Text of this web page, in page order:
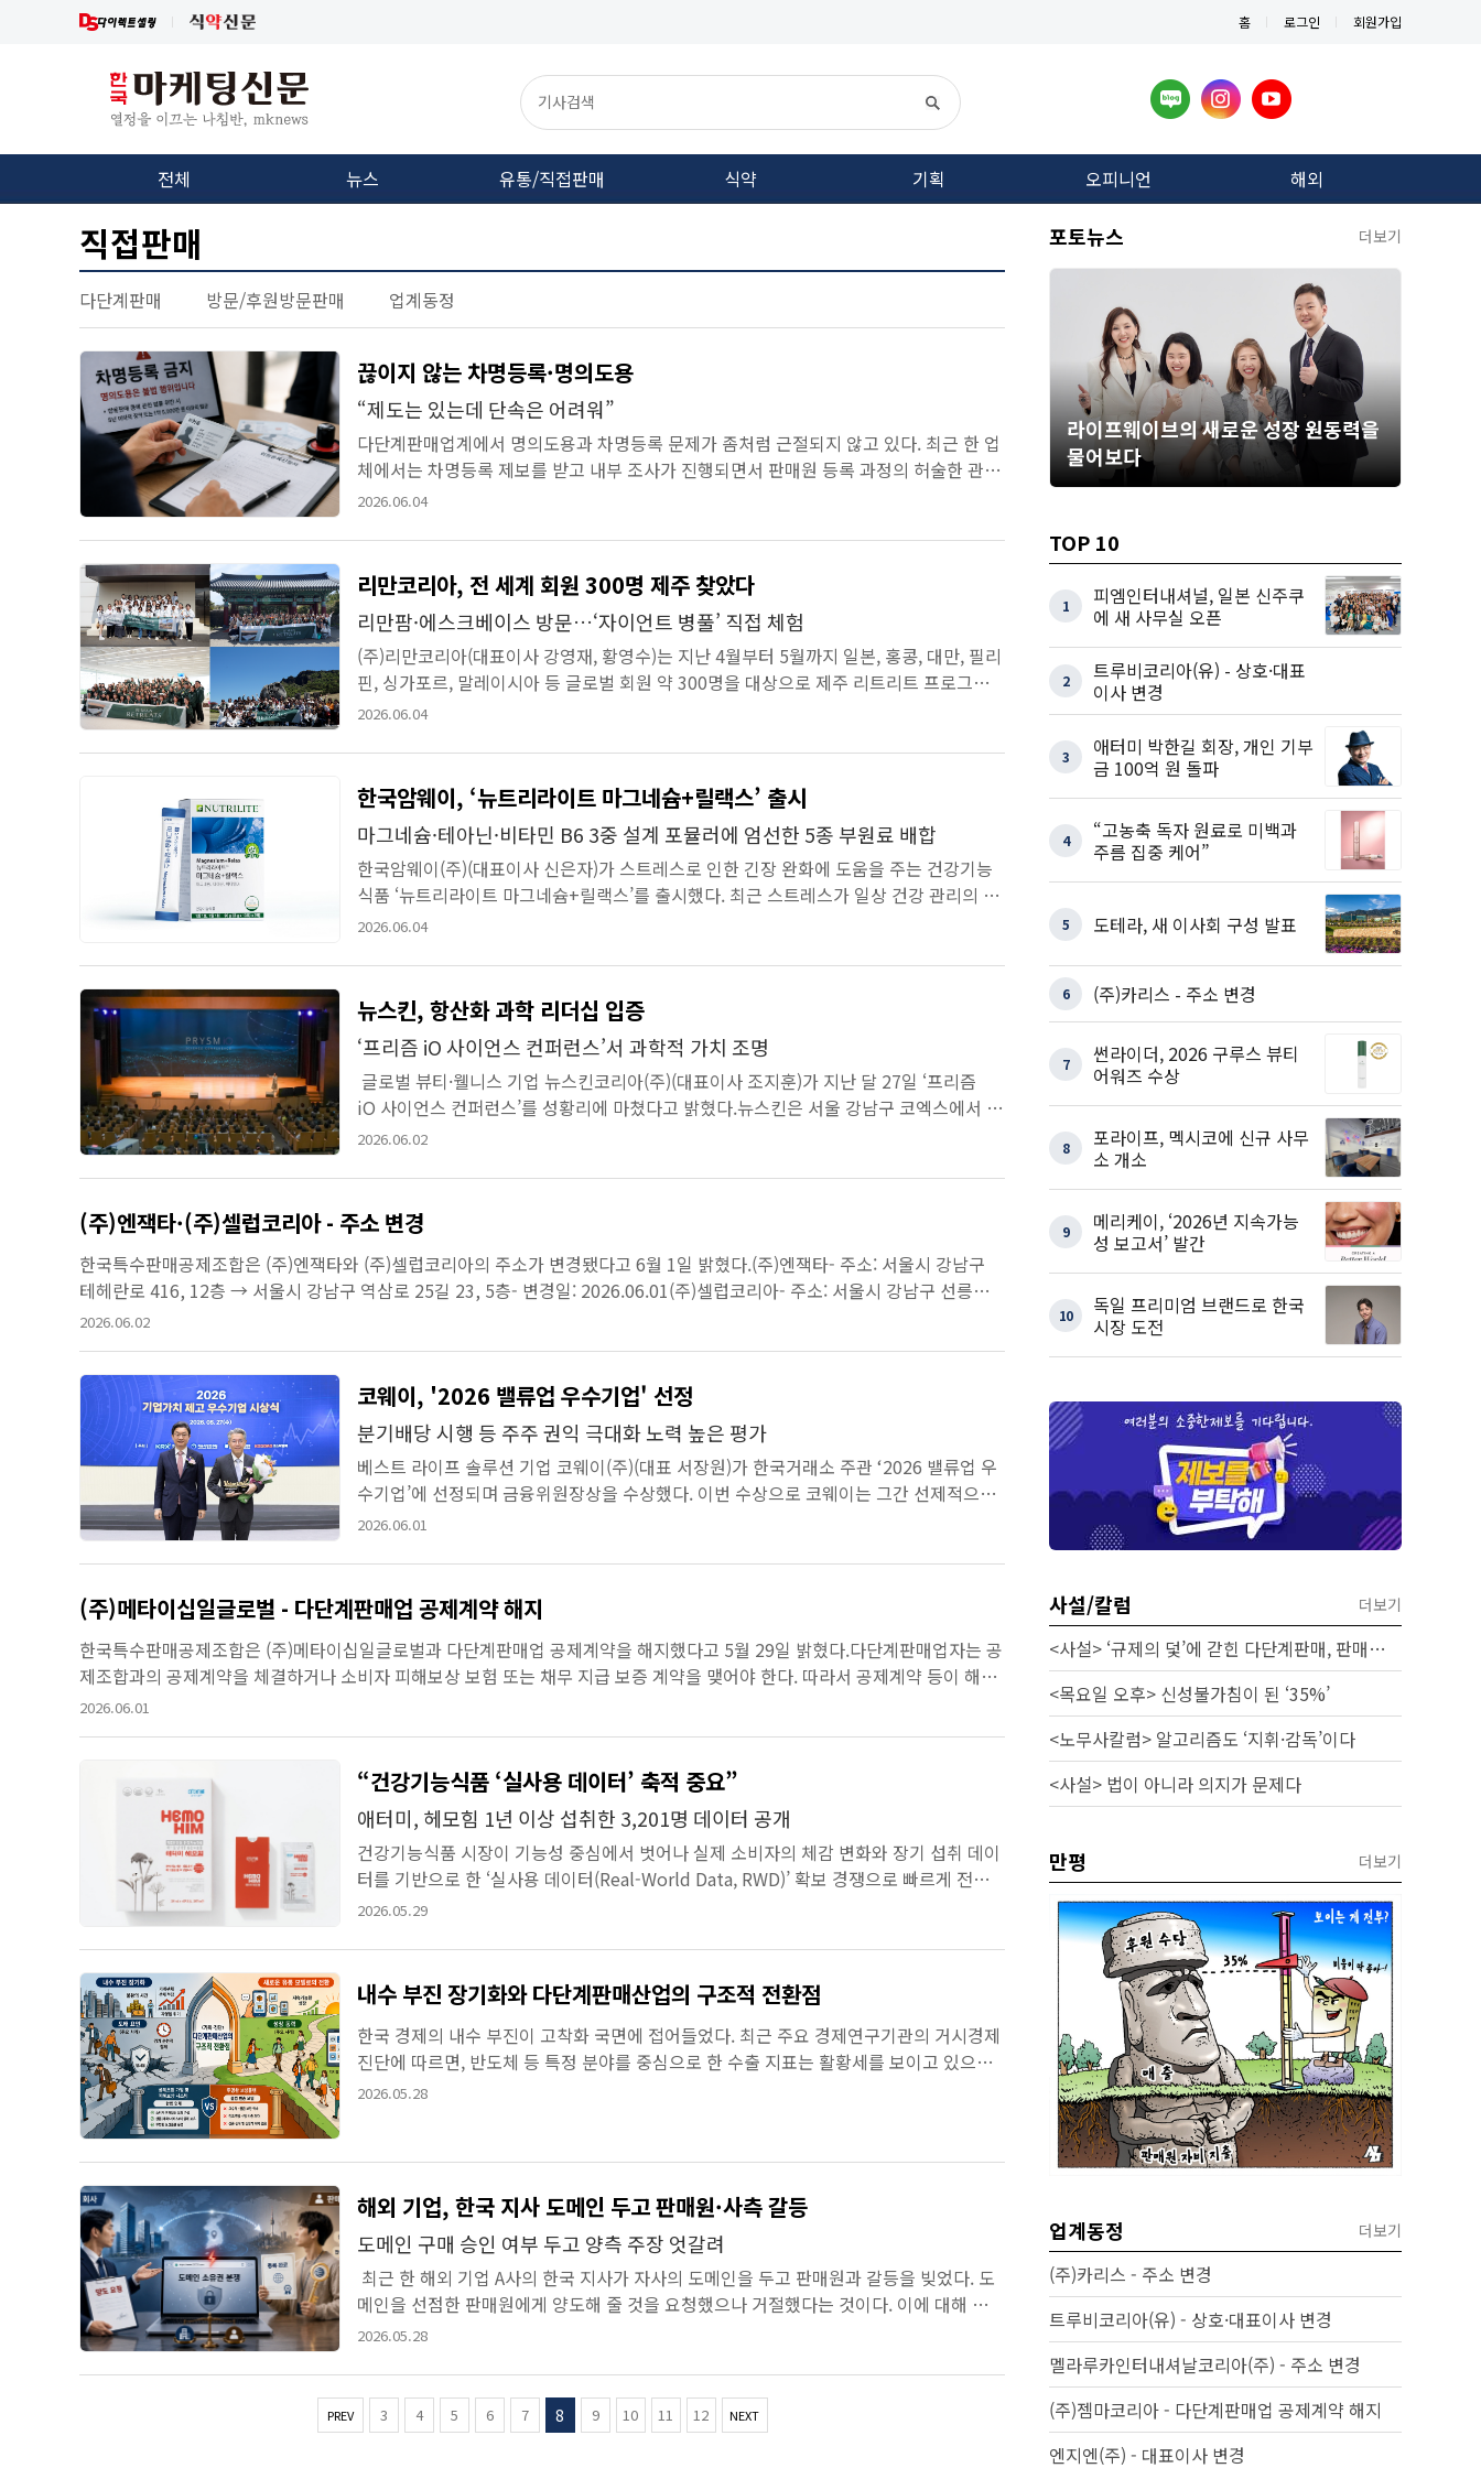
홈 로그인 회원가입
전체 뉴스 유통/직접판매 식약 기획 오피니언 해외
직접판매
다단계판매 방문/후원방문판매 업계동정
끊이지 않는 차명등록·명의도용
“제도는 있는데 단속은 어려워”
다단계판매업계에서 명의도용과 차명등록 문제가 좀처럼 근절되지 않고 있다. 최근 한 업
체에서는 차명등록 제보를 받고 내부 조사가 진행되면서 판매원 등록 과정의 허술한 관리
실태가 다시 수면 위로 떠올랐다.이 ...
2026.06.04
리만코리아, 전 세계 회원 300명 제주 찾았다
리만팜·에스크베이스 방문…‘자이언트 병풀’ 직접 체험
(주)리만코리아(대표이사 강영재, 황영수)는 지난 4월부터 5월까지 일본, 홍콩, 대만, 필리
핀, 싱가포르, 말레이시아 등 글로벌 회원 약 300명을 대상으로 제주 리트리트 프로그램
을 진행했다고 6월 4일 밝혔다....
2026.06.04
한국암웨이, ‘뉴트리라이트 마그네슘+릴랙스’ 출시
마그네슘·테아닌·비타민 B6 3중 설계 포뮬러에 엄선한 5종 부원료 배합
한국암웨이(주)(대표이사 신은자)가 스트레스로 인한 긴장 완화에 도움을 주는 건강기능
식품 ‘뉴트리라이트 마그네슘+릴랙스’를 출시했다. 최근 스트레스가 일상 건강 관리의 주
요 이슈로 자리 잡으면서, 긴장 ...
2026.06.04
뉴스킨, 항산화 과학 리더십 입증
‘프리즘 iO 사이언스 컨퍼런스’서 과학적 가치 조명
글로벌 뷰티·웰니스 기업 뉴스킨코리아(주)(대표이사 조지훈)가 지난 달 27일 ‘프리즘
iO 사이언스 컨퍼런스’를 성황리에 마쳤다고 밝혔다.뉴스킨은 서울 강남구 코엑스에서 개
최된 이번 컨퍼런스에서 국내외 ...
2026.06.02
(주)엔잭타·(주)셀럽코리아 - 주소 변경
한국특수판매공제조합은 (주)엔잭타와 (주)셀럽코리아의 주소가 변경됐다고 6월 1일 밝혔다.(주)엔잭타- 주소: 서울시 강남구
테헤란로 416, 12층 → 서울시 강남구 역삼로 25길 23, 5층- 변경일: 2026.06.01(주)셀럽코리아- 주소: 서울시 강남구 선릉로
511, 엘217호 → 서울시 강남구 봉은사로 44길 58, 5층 503호- 변경일: 2026.06.01
2026.06.02
코웨이, '2026 밸류업 우수기업' 선정
분기배당 시행 등 주주 권익 극대화 노력 높은 평가
베스트 라이프 솔루션 기업 코웨이(주)(대표 서장원)가 한국거래소 주관 ‘2026 밸류업 우
수기업’에 선정되며 금융위원장상을 수상했다. 이번 수상으로 코웨이는 그간 선제적으로
추진해 온 기업가치 제고 및 주주 친...
2026.06.01
(주)메타이십일글로벌 - 다단계판매업 공제계약 해지
한국특수판매공제조합은 (주)메타이십일글로벌과 다단계판매업 공제계약을 해지했다고 5월 29일 밝혔다.​다단계판매업자는 공
제조합과의 공제계약을 체결하거나 소비자 피해보상 보험 또는 채무 지급 보증 계약을 맺어야 한다. 따라서 공제계약 등이 해지
된 업체는 정상적인 다단계판매영업을 할 수 없다. - 주소: 서울시 서초구 반포대로22길 37, 5층- 공제계약 해...
2026.06.01
“건강기능식품 ‘실사용 데이터’ 축적 중요”
애터미, 헤모힘 1년 이상 섭취한 3,201명 데이터 공개
건강기능식품 시장이 기능성 중심에서 벗어나 실제 소비자의 체감 변화와 장기 섭취 데이
터를 기반으로 한 ‘실사용 데이터(Real-World Data, RWD)’ 확보 경쟁으로 빠르게 전환
되고 있다.업계에서는 원료 기능성뿐 아...
2026.05.29
내수 부진 장기화와 다단계판매산업의 구조적 전환점
한국 경제의 내수 부진이 고착화 국면에 접어들었다. 최근 주요 경제연구기관의 거시경제
진단에 따르면, 반도체 등 특정 분야를 중심으로 한 수출 지표는 활황세를 보이고 있으나
그 온기가 국내 소비 및 투자 등 실...
2026.05.28
해외 기업, 한국 지사 도메인 두고 판매원·사측 갈등
도메인 구매 승인 여부 두고 양측 주장 엇갈려
최근 한 해외 기업 A사의 한국 지사가 자사의 도메인을 두고 판매원과 갈등을 빚었다. 도
메인을 선점한 판매원에게 양도해 줄 것을 요청했으나 거절했다는 것이다. 이에 대해 도
메인 소유자인 B 씨는 “스폰서를...
2026.05.28
PREV 3 4 5 6 7 8 9 10 11 12 NEXT
포토뉴스 더보기
라이프웨이브의 새로운 성장 원동력을
물어보다
TOP 10
1
피엠인터내셔널, 일본 신주쿠
에 새 사무실 오픈
2
트루비코리아(유) - 상호·대표
이사 변경
3
애터미 박한길 회장, 개인 기부
금 100억 원 돌파
4
“고농축 독자 원료로 미백과
주름 집중 케어”
5 도테라, 새 이사회 구성 발표
6 (주)카리스 - 주소 변경
7
썬라이더, 2026 구루스 뷰티
어워즈 수상
8
포라이프, 멕시코에 신규 사무
소 개소
9
메리케이, ‘2026년 지속가능
성 보고서’ 발간
10
독일 프리미엄 브랜드로 한국
시장 도전
사설/칼럼 더보기
<사설> ‘규제의 덫’에 갇힌 다단계판매, 판매원 보호 시급하다
<목요일 오후> 신성불가침이 된 ‘35%’
<노무사칼럼> 알고리즘도 ‘지휘·감독’이다
<사설> 법이 아니라 의지가 문제다
만평 더보기
업계동정 더보기
(주)카리스 - 주소 변경
트루비코리아(유) - 상호·대표이사 변경
멜라루카인터내셔날코리아(주) - 주소 변경
(주)젬마코리아 - 다단계판매업 공제계약 해지
엔지엔(주) - 대표이사 변경